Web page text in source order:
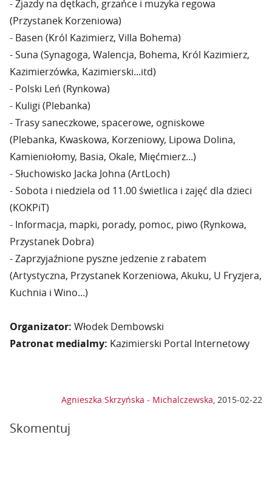
- Zjazdy na dętkach, grzańce i muzyka regowa
(Przystanek Korzeniowa)
- Basen (Król Kazimierz, Villa Bohema)
- Suna (Synagoga, Walencja, Bohema, Król Kazimierz,
Kazimierzówka, Kazimierski...itd)
- Polski Leń (Rynkowa)
- Kuligi (Plebanka)
- Trasy saneczkowe, spacerowe, ogniskowe
(Plebanka, Kwaskowa, Korzeniowy, Lipowa Dolina,
Kamieniołomy, Basia, Okale, Mięćmierz...)
- Słuchowisko Jacka Johna (ArtLoch)
- Sobota i niedziela od 11.00 świetlica i zajęć dla dzieci
(KOKPiT)
- Informacja, mapki, porady, pomoc, piwo (Rynkowa,
Przystanek Dobra)
- Zaprzyjaźnione pyszne jedzenie z rabatem
(Artystyczna, Przystanek Korzeniowa, Akuku, U Fryzjera,
Kuchnia i Wino...)
Organizator: Włodek Dembowski
Patronat medialmy: Kazimierski Portal Internetowy
Agnieszka Skrzyńska - Michalczewska, 2015-02-22
Skomentuj